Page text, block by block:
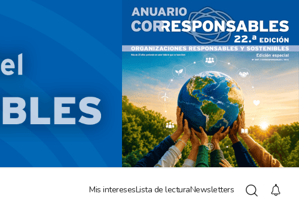
Mis interesesLista de lecturaNewsletters